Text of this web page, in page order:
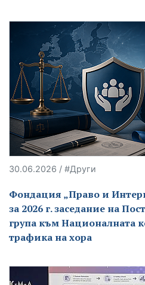
30.06.2026 / #Други
Фондация „Право и
за 2026 г. заседание на
група към Националната
трафика на хора